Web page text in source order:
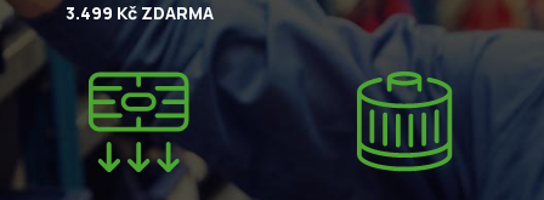
3.499 Kč ZDARMA